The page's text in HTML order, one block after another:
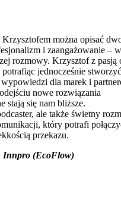
Krzysztofem można opisać
i zaangażowanie –
rozmowy. Krzysztof z pasją
jednocześnie stworzyć
wypowiedzi dla marek i
nowe rozwiązania
stają się nam bliższe.
ale także świetny
który potrafi
przekazu.
Innpro (EcoFlow)